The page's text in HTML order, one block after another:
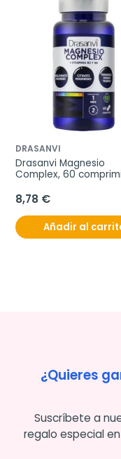
DRASANVI
Drasanvi Magnesio
Complex, 60
8,78 €
Añadir al
¿Quieres
Suscríbete a
regalo especial